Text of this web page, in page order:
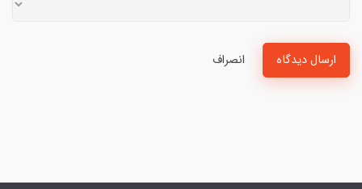
ارسال دیدگاه انصراف